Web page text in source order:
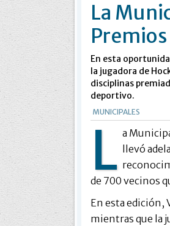
La
En esta
la jugadora de
disciplinas
deportivo.
MUNICIPALES
L a
llevó
de 700 vecinos
En esta edición,
mientras que la